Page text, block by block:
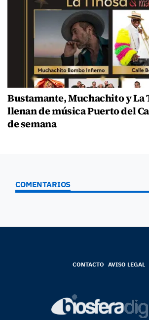
Bustamante, Muchachito y La
llenan de música Puerto del
de semana
COMENTARIOS
CONTACTO AVISO LEGAL